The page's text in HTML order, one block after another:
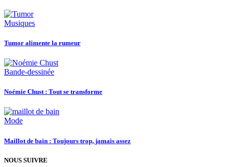
Musiques
Tumor alimente la rumeur
Bande-dessinée
Noémie Chust : Tout se transforme
Mode
Maillot de bain : Toujours trop, jamais assez
NOUS SUIVRE